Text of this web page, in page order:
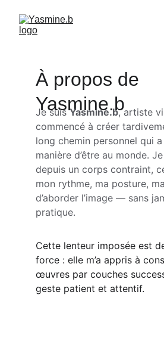
À propos de
Yasmine.b
Je suis Yasmine.b, artiste
commencé à créer
long chemin personnel qui
manière d’être au monde.
depuis un corps contraint,
mon rythme, ma posture,
d’aborder l’image — sans
pratique.
Cette lenteur imposée est
force : elle m’a appris à
œuvres par couches
geste patient et attentif.